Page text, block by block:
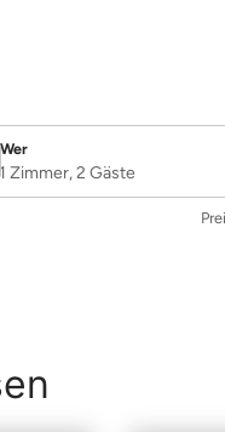
Wer
Username
1 Zimmer, 2 Gäste